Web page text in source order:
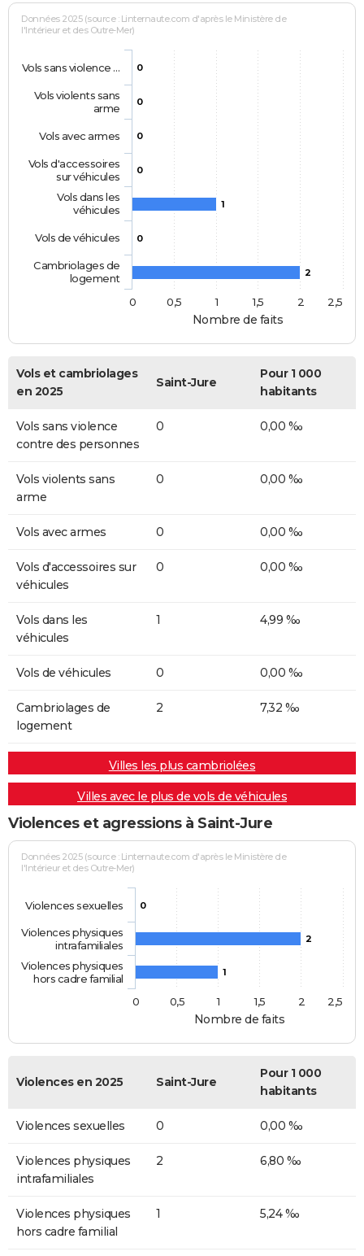
Nombre de faits
Données 2025 (source : Linternaute.com d'après le Ministère de
l'Intérieur et des Outre-Mer)
0
0
0
0
1
0
2
Vols sans violence …
Vols violents sans
arme
Vols avec armes
Vols d'accessoires
sur véhicules
Vols dans les
véhicules
Vols de véhicules
Cambriolages de
logement
0
0,5 1 1,5 2 2,5
Vols et cambriolages
en 2025
Saint-Jure
Pour 1 000
habitants
Vols sans violence
contre des personnes
0 0,00 ‰
Vols violents sans
arme
0 0,00 ‰
Vols avec armes 0 0,00 ‰
Vols d'accessoires sur
véhicules
0 0,00 ‰
Vols dans les
véhicules
1 4,99 ‰
Vols de véhicules 0 0,00 ‰
Cambriolages de
logement
2 7,32 ‰
Villes les plus cambriolées
Villes avec le plus de vols de véhicules
Violences et agressions à Saint-Jure
Nombre de faits
Données 2025 (source : Linternaute.com d'après le Ministère de
l'Intérieur et des Outre-Mer)
0
2
1
Violences sexuelles
Violences physiques
intrafamiliales
Violences physiques
hors cadre familial
0
0,5 1 1,5 2 2,5
Violences en 2025 Saint-Jure
Pour 1 000
habitants
Violences sexuelles 0 0,00 ‰
Violences physiques
intrafamiliales
2 6,80 ‰
Violences physiques
hors cadre familial
1 5,24 ‰